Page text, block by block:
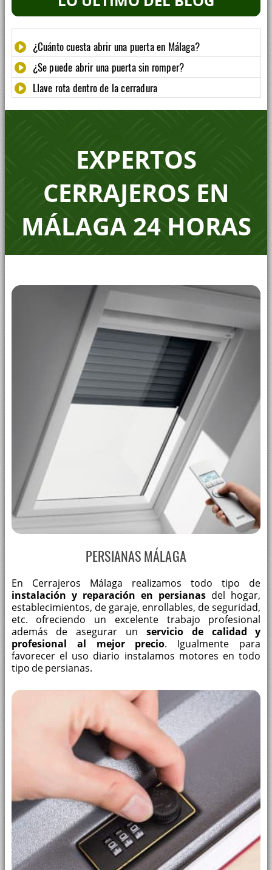
¿Cuánto cuesta abrir una puerta en Málaga?
¿Se puede abrir una puerta sin romper?
Llave rota dentro de la cerradura
Cerraduras de alta seguridad
Métodos de robo en viviendas
Llave del coche con chip estropeada
Dónde instalar una caja fuerte
EXPERTOS
CERRAJEROS EN
MÁLAGA 24 HORAS
PERSIANAS MÁLAGA
En Cerrajeros Málaga realizamos todo tipo de
instalación y reparación en persianas del hogar,
establecimientos, de garaje, enrollables, de seguridad,
etc. ofreciendo un excelente trabajo profesional
además de asegurar un servicio de calidad y
profesional al mejor precio. Igualmente para
favorecer el uso diario instalamos motores en todo
tipo de persianas.